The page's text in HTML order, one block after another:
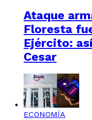
Ataque
Floresta
Ejército:
Cesar
ECONOMÍA